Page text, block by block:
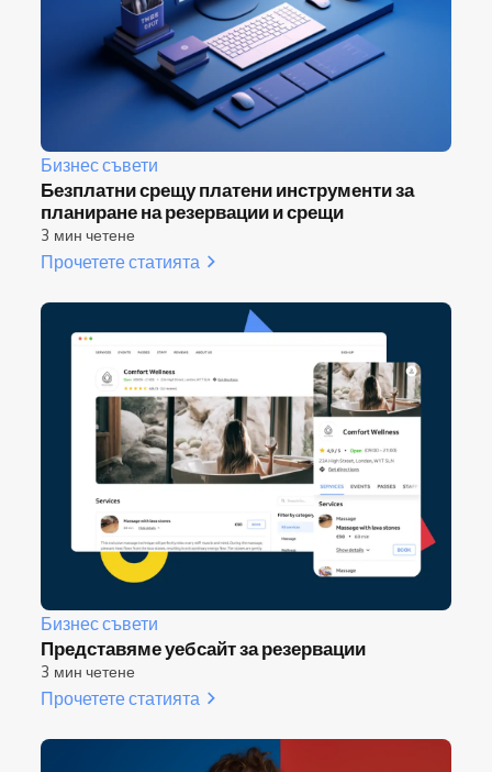
Бизнес съвети
Безплатни срещу платени инструменти за
планиране на резервации и срещи
3 мин четене
Прочетете статията
Бизнес съвети
Представяме уебсайт за резервации
3 мин четене
Прочетете статията